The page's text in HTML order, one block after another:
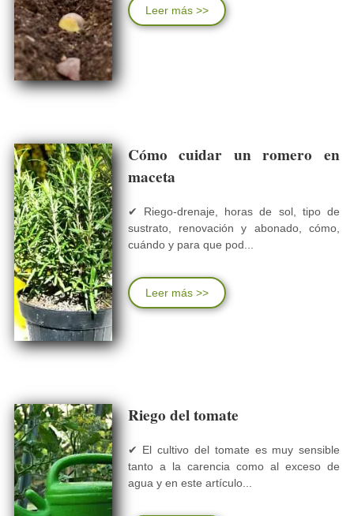
Leer más >>
Cómo cuidar un romero en
maceta
✔ Riego-drenaje, horas de sol, tipo de
sustrato, renovación y abonado, cómo,
cuándo y para que pod...
Leer más >>
Riego del tomate
✔ El cultivo del tomate es muy sensible
tanto a la carencia como al exceso de
agua y en este artículo...